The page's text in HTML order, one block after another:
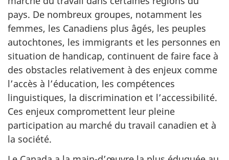
pays. De nombreux groupes, notamment les
femmes, les Canadiens plus âgés, les peuples
autochtones, les immigrants et les personnes en
situation de handicap, continuent de faire face à
des obstacles relativement à des enjeux comme
l’accès à l’éducation, les compétences
linguistiques, la discrimination et l’accessibilité.
Ces enjeux compromettent leur pleine
participation au marché du travail canadien et à
la société.